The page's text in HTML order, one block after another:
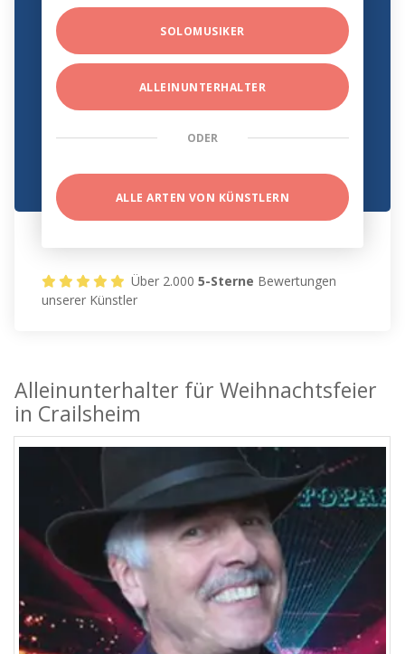
SOLOMUSIKER
ALLEINUNTERHALTER
ODER
ALLE ARTEN VON KÜNSTLERN
Über 2.0005-Sterne Bewertungen
unserer Künstler
Alleinunterhalter für Weihnachtsfeier
in Crailsheim